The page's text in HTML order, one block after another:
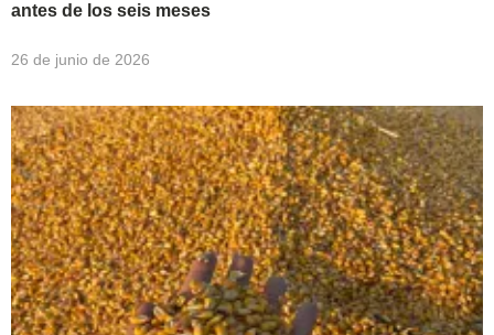
antes de los seis meses
26 de junio de 2026